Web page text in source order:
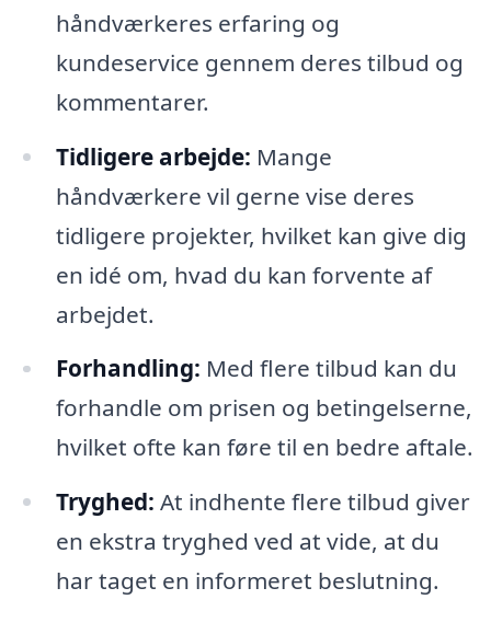
håndværkeres erfaring og
kundeservice gennem deres tilbud og
kommentarer.
Tidligere arbejde: Mange
håndværkere vil gerne vise deres
tidligere projekter, hvilket kan give dig
en idé om, hvad du kan forvente af
arbejdet.
Forhandling: Med flere tilbud kan du
forhandle om prisen og betingelserne,
hvilket ofte kan føre til en bedre aftale.
Tryghed: At indhente flere tilbud giver
en ekstra tryghed ved at vide, at du
har taget en informeret beslutning.